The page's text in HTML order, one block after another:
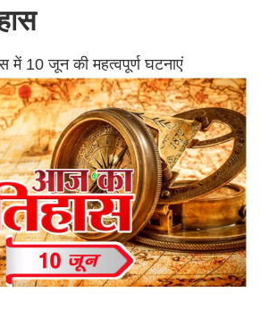
में 10 जून की महत्वपूर्ण घटनाएं